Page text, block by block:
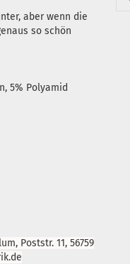
aber wenn die
so schön
5% Polyamid
Poststr. 11, 56759